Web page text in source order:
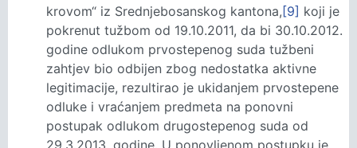
krovom“ iz Srednjebosanskog kantona, [9] koji je
pokrenut tužbom od 19.10.2011, da bi 30.10.2012.
godine odlukom prvostepenog suda tužbeni
zahtjev bio odbijen zbog nedostatka aktivne
legitimacije, rezultirao je ukidanjem prvostepene
odluke i vraćanjem predmeta na ponovni
postupak odlukom drugostepenog suda od